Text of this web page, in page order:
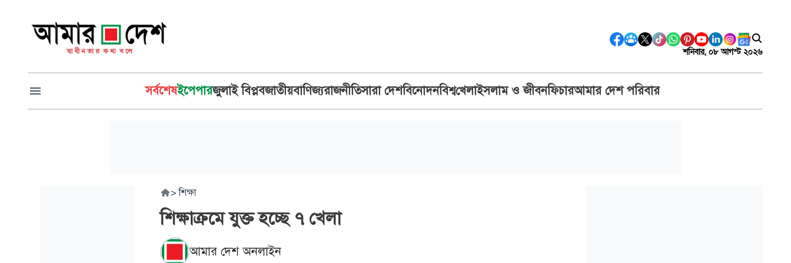
শনিবার, ০৮ আগস্ট ২০২৬
সর্বশেষইপেপারজুলাই বিপ্লবজাতীয়বাণিজ্যরাজনীতিসারা দেশবিনোদনবিশ্বখেলাইসলাম ও জীবনফিচারআমার দেশ পরিবার
> শিক্ষা
শিক্ষাক্রমে যুক্ত হচ্ছে ৭ খেলা
আমার দেশ অনলাইন